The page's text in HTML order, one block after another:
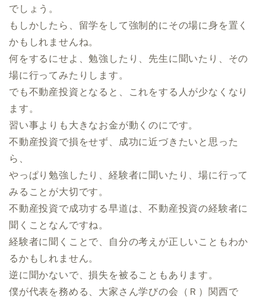
でしょう。
もしかしたら、留学をして強制的にその場に身を置く
かもしれませんね。
何をするにせよ、勉強したり、先生に聞いたり、その
場に行ってみたりします。
でも不動産投資となると、これをする人が少なくなり
ます。
習い事よりも大きなお金が動くのにです。
不動産投資で損をせず、成功に近づきたいと思った
ら、
やっぱり勉強したり、経験者に聞いたり、場に行って
みることが大切です。
不動産投資で成功する早道は、不動産投資の経験者に
聞くことなんですね。
経験者に聞くことで、自分の考えが正しいこともわか
るかもしれません。
逆に聞かないで、損失を被ることもあります。
僕が代表を務める、大家さん学びの会（Ｒ）関西で